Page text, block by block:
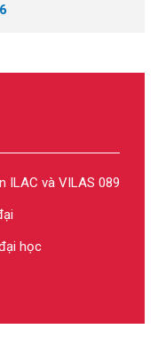
ILAC và VILAS 089
học